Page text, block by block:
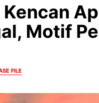
Motif
FILE